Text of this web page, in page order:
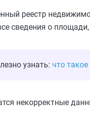
реестр
сведения о
узнать: что
некорректные